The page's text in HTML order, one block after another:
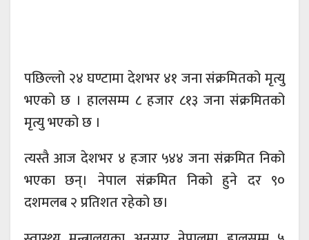
पछिल्लो २४ घण्टामा देशभर ४१ जना संक्रमितको मृत्यु
भएको छ । हालसम्म ८ हजार ८१३ जना संक्रमितको
मृत्यु भएको छ ।
त्यस्तै आज देशभर ४ हजार ५४४ जना संक्रमित निको
भएका छन्। नेपाल संक्रमित निको हुने दर ९०
दशमलब २ प्रतिशत रहेको छ।